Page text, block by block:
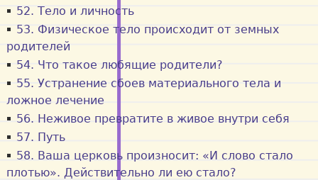
52. Тело и личность
53. Физическое тело происходит от земных
родителей
54. Что такое любящие родители?
55. Устранение сбоев материального тела и
ложное лечение
56. Неживое превратите в живое внутри себя
57. Путь
58. Ваша церковь произносит: «И слово стало
плотью». Действительно ли ею стало?